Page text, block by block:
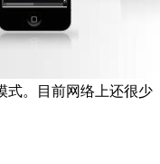
式。目前网络上还很少